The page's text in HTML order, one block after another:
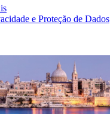
e Proteção de Dados